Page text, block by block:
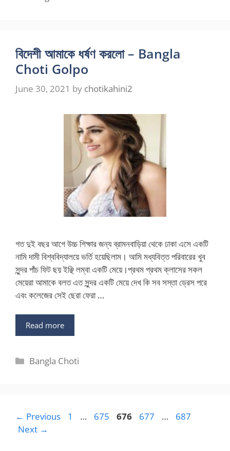
বিদেশী আমাকে ধর্ষণ করলো – Bangla
Choti Golpo
June 30, 2021 by chotikahini2
গত দুই বছর আগে উচ্চ শিক্ষার জন্য ব্রামনবাড়িয়া থেকে ঢাকা এসে একটি
নামি দামী বিশ্ববিদ্যালয়ে ভর্তি হয়েছিলাম। আমি মধ্যবিত্ত পরিবারের খুব
সুন্দর পাঁচ ফিট ছয় ইঞ্ছি লম্বা একটি মেয়ে।প্রথম প্রথম ক্লাসের সকল
মেয়েরা আমাকে বলত এত সুন্দর একটি মেয়ে দেখ কি সব সস্তা ড্রেস পরে
এবং কলেজের সেই ছেরা ফেরা …
Read more
Categories
Bangla Choti
← Previous Page
1 … Page
675 Page
676 Page
677 … Page
687
Next →